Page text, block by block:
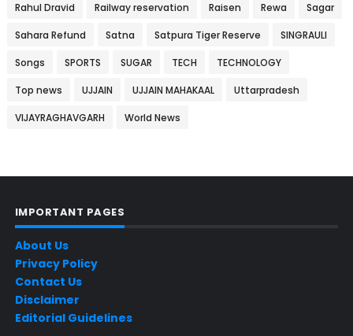
Rahul Dravid Railway reservation Raisen Rewa Sagar
Sahara Refund Satna Satpura Tiger Reserve SINGRAULI
Songs SPORTS SUGAR TECH TECHNOLOGY
Top news UJJAIN UJJAIN MAHAKAAL Uttarpradesh
VIJAYRAGHAVGARH World News
IMPORTANT PAGES
About Us
Privacy Policy
Contact Us
Disclaimer
Editorial Guidelines